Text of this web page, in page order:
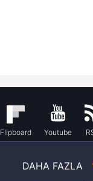
Flipboard Youtube
DAHA FAZLA